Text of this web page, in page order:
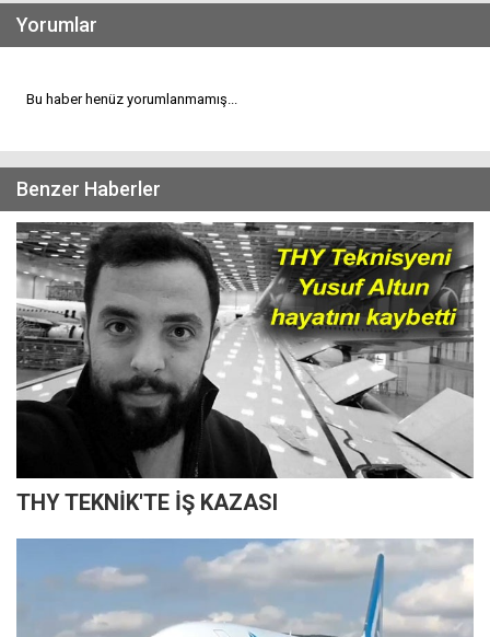
Yorumlar
Bu haber henüz yorumlanmamış...
Benzer Haberler
THY TEKNİK'TE İŞ KAZASI